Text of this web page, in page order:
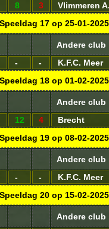
8 3 Vlimmeren A.
Speeldag 17 op 25-01-2025
Andere club
- - K.F.C. Meer
Speeldag 18 op 01-02-2025
Andere club
12 4 Brecht
Speeldag 19 op 08-02-2025
Andere club
- - K.F.C. Meer
Speeldag 20 op 15-02-2025
Andere club